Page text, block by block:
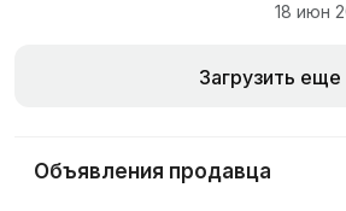
18 июн
Загрузить еще
Объявления продавца